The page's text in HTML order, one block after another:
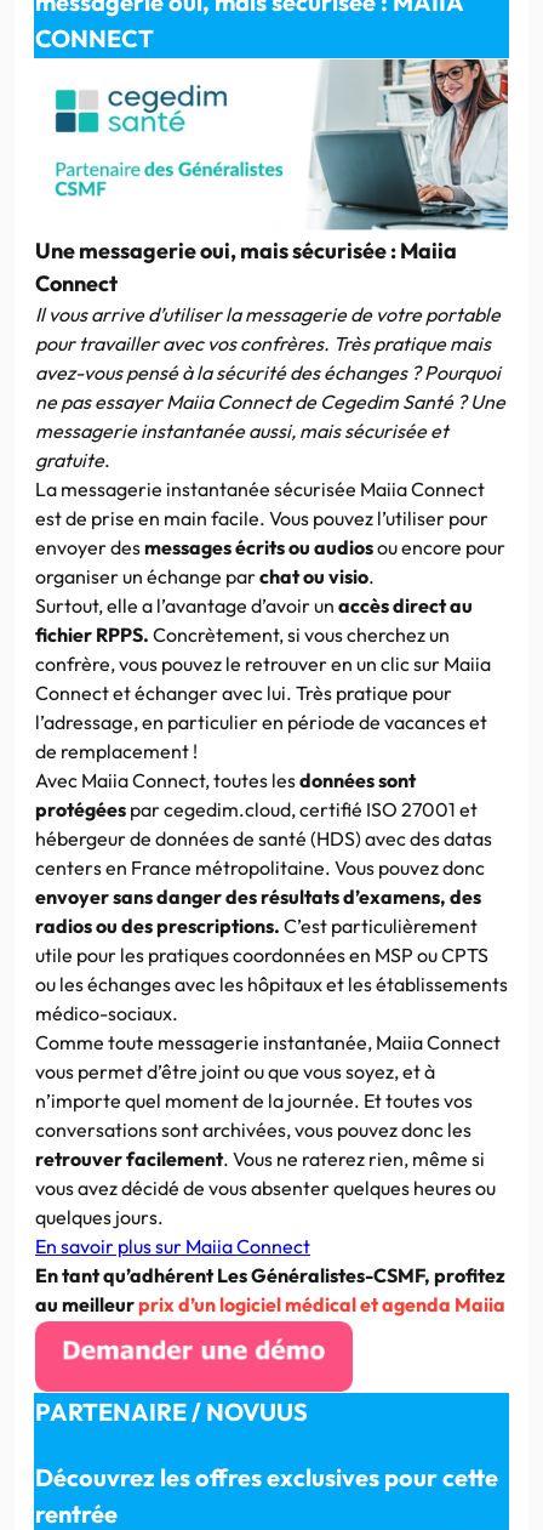
CONNECT
Une messagerie oui, mais sécurisée : Maiia
Connect
Il vous arrive d’utiliser la messagerie de votre portable
pour travailler avec vos confrères. Très pratique mais
avez-vous pensé à la sécurité des échanges ? Pourquoi
ne pas essayer Maiia Connect de Cegedim Santé ? Une
messagerie instantanée aussi, mais sécurisée et
gratuite.
La messagerie instantanée sécurisée Maiia Connect
est de prise en main facile. Vous pouvez l’utiliser pour
envoyer desmessages écrits ou audiosou encore pour
organiser un échange parchat ou visio.
Surtout, elle a l’avantage d’avoir un accès direct au
fichier RPPS. Concrètement, si vous cherchez un
confrère, vous pouvez le retrouver en un clic sur Maiia
Connect et échanger avec lui. Très pratique pour
l’adressage, en particulier en période de vacances et
de remplacement !
Avec Maiia Connect, toutes lesdonnées sont
protégées par cegedim.cloud, certifié ISO 27001 et
hébergeur de données de santé (HDS) avec des datas
centers en France métropolitaine. Vous pouvez donc
envoyer sans danger des résultats d’examens, des
radios ou des prescriptions. C’est particulièrement
utile pour les pratiques coordonnées en MSP ou CPTS
ou les échanges avec les hôpitaux et les établissements
médico-sociaux.
Comme toute messagerie instantanée, Maiia Connect
vous permet d’être joint ou que vous soyez, et à
n’importe quel moment de la journée. Et toutes vos
conversations sont archivées, vous pouvez donc les
retrouver facilement. Vous ne raterez rien, même si
vous avez décidé de vous absenter quelques heures ou
quelques jours.
En savoir plus sur Maiia Connect
En tant qu’adhérent Les Généralistes-CSMF, profitez
au meilleurprix d’un logiciel médical et agenda Maiia
PARTENAIRE / NOVUUS
Découvrez les offres exclusives pour cette
rentrée